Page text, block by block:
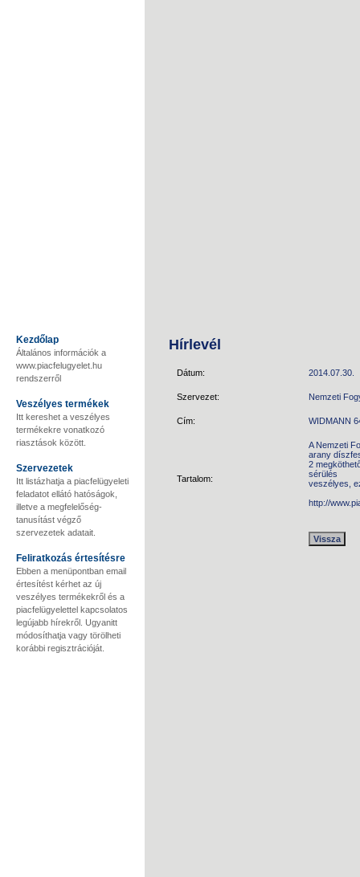
Kezdőlap
Általános információk a
www.piacfelugyelet.hu
rendszerről
Veszélyes termékek
Itt kereshet a veszélyes
termékekre vonatkozó
riasztások között.
Szervezetek
Itt listázhatja a piacfelügyeleti
feladatot ellátó hatóságok,
illetve a megfelelőség-
tanusítást végző
szervezetek adatait.
Feliratkozás értesítésre
Ebben a menüpontban email
értesítést kérhet az új
veszélyes termékekről és a
piacfelügyelettel kapcsolatos
legújabb hírekről. Ugyanitt
módosíthatja vagy törölheti
korábbi regisztrációját.
Hírlevél
Dátum: 2014.07.30.
Szervezet: Nemzeti
Cím: WIDMANN
Tartalom:
A Nemzeti
arany
2
sérülés
veszélyes,
http://